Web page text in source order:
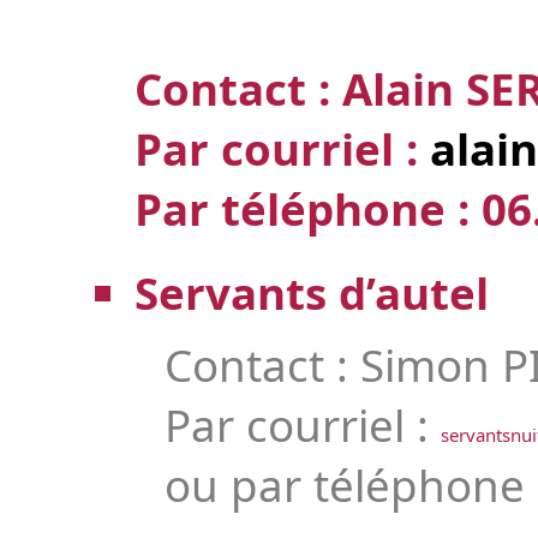
Contact : Alain
Par courriel :
Par téléphone :
Servants d’autel
Contact : Simon
Par courriel :
ou par